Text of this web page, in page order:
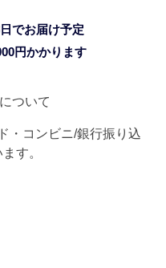
でお届け予定
円かかります
ついて
・コンビニ/銀行振り込
す。